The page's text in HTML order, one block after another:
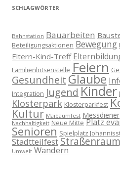
SCHLAGWÖRTER
Bahnstation Bauarbeiten
Beteiligungsaktionen Bewegung
Eltern-Kind-Treff
Familienlotsenstelle Feiern
Gesundheit Glaube
Integration Jugend Kinder
Klosterpark Klosterparkfest
Kultur Maibaumfest Messdiener
Nachhaltigkeit Neue Mitte Platz
Senioren Spielplatz
Stadtteilfest
Umwelt Wandern